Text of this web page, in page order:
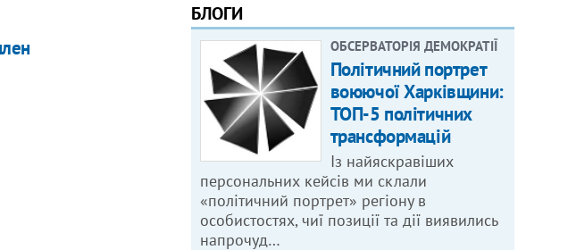
БЛОГИ
ОБСЕРВАТОРІЯ ДЕМОКРАТІЇ
Політичний портрет
воюючої Харківщини:
ТОП-5 політичних
трансформацій
Із найяскравіших
персональних кейсів ми склали
«політичний портрет» регіону в
особистостях, чиї позиції та дії виявились
напрочуд…